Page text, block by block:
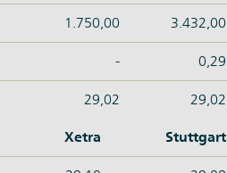
1.750,00 3.432,00
- 0,29
29,02 29,02
Xetra Stuttgart